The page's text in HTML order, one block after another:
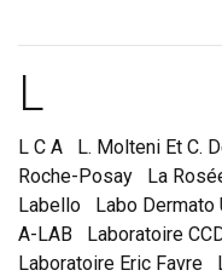
L
L C A L. Molteni Et C.
Roche-Posay
La
Labello
Labo Dermato
A-LAB
Laboratoire
Laboratoire Eric Favre